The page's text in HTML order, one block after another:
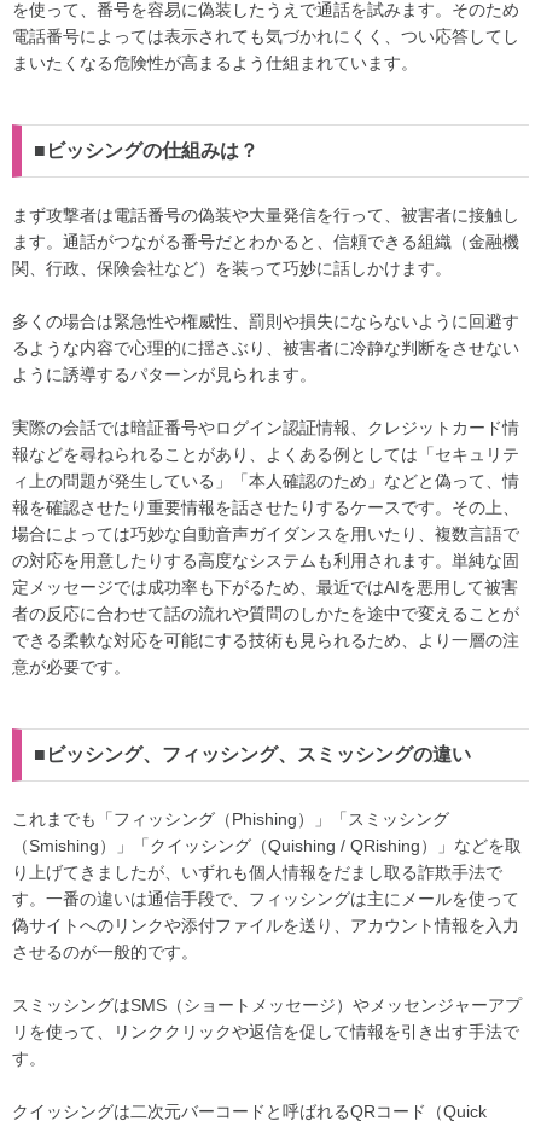
を使って、番号を容易に偽装したうえで通話を試みます。そのため
電話番号によっては表示されても気づかれにくく、つい応答してし
まいたくなる危険性が高まるよう仕組まれています。
■ビッシングの仕組みは？
まず攻撃者は電話番号の偽装や大量発信を行って、被害者に接触し
ます。通話がつながる番号だとわかると、信頼できる組織（金融機
関、行政、保険会社など）を装って巧妙に話しかけます。
多くの場合は緊急性や権威性、罰則や損失にならないように回避す
るような内容で心理的に揺さぶり、被害者に冷静な判断をさせない
ように誘導するパターンが見られます。
実際の会話では暗証番号やログイン認証情報、クレジットカード情
報などを尋ねられることがあり、よくある例としては「セキュリテ
ィ上の問題が発生している」「本人確認のため」などと偽って、情
報を確認させたり重要情報を話させたりするケースです。その上、
場合によっては巧妙な自動音声ガイダンスを用いたり、複数言語で
の対応を用意したりする高度なシステムも利用されます。単純な固
定メッセージでは成功率も下がるため、最近ではAIを悪用して被害
者の反応に合わせて話の流れや質問のしかたを途中で変えることが
できる柔軟な対応を可能にする技術も見られるため、より一層の注
意が必要です。
■ビッシング、フィッシング、スミッシングの違い
これまでも「フィッシング（Phishing）」「スミッシング
（Smishing）」「クイッシング（Quishing / QRishing）」などを取
り上げてきましたが、いずれも個人情報をだまし取る詐欺手法で
す。一番の違いは通信手段で、フィッシングは主にメールを使って
偽サイトへのリンクや添付ファイルを送り、アカウント情報を入力
させるのが一般的です。
スミッシングはSMS（ショートメッセージ）やメッセンジャーアプ
リを使って、リンククリックや返信を促して情報を引き出す手法で
す。
クイッシングは二次元バーコードと呼ばれるQRコード（Quick